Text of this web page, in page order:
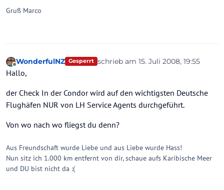
Gruß Marco
Offline
WonderfulNZ Gesperrt schrieb am 15. Juli 2008, 19:55
zuletzt editiert von
Hallo,
der Check In der Condor wird auf den wichtigsten Deutsche
Flughäfen NUR von LH Service Agents durchgeführt.
Von wo nach wo fliegst du denn?
Aus Freundschaft wurde Liebe und aus Liebe wurde Hass!
Nun sitz ich 1.000 km entfernt von dir, schaue aufs Karibische Meer
und DU bist nicht da :(